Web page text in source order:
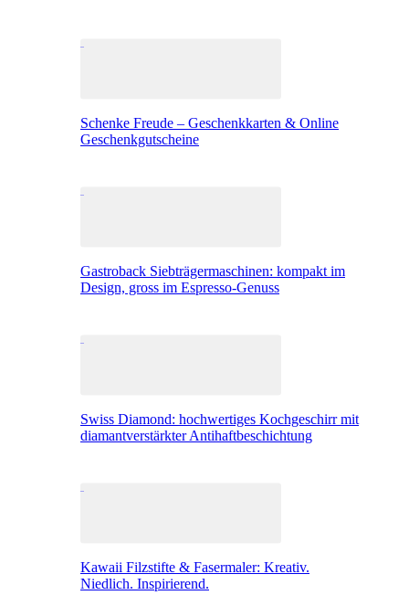
Schenke Freude – Geschenkkarten & Online
Geschenkgutscheine
Gastroback Siebträgermaschinen: kompakt im
Design, gross im Espresso-Genuss
Swiss Diamond: hochwertiges Kochgeschirr mit
diamantverstärkter Antihaftbeschichtung
Kawaii Filzstifte & Fasermaler: Kreativ.
Niedlich. Inspirierend.